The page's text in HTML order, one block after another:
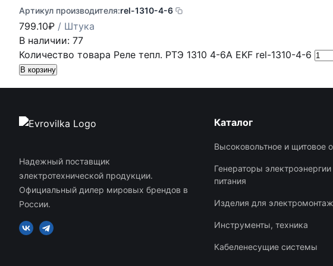
Артикул производителя:rel-1310-4-6
799.10₽ / Штука
В наличии: 77
Количество товара Реле тепл. РТЭ 1310 4-6А EKF rel-1310-4-6
В корзину
Надежный поставщик
электротехнической продукции.
Официальный дилер мировых брендов в
России.
Каталог
Высоковольтное и щитовое
Генераторы
питания
Изделия для
Инструменты, техника
Кабеленесущие системы